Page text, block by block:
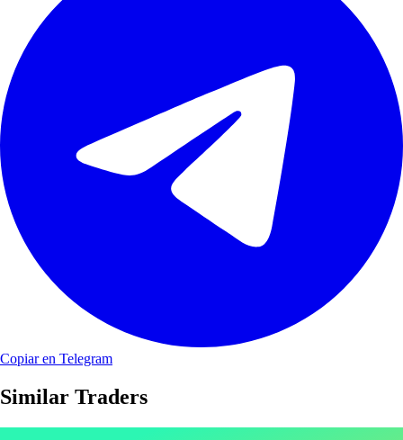
Copiar en Telegram
Similar Traders